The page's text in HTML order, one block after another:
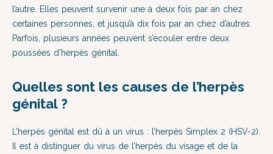
l’autre. Elles peuvent survenir une à deux fois par an chez
certaines personnes, et jusqu’à dix fois par an chez d’autres.
Parfois, plusieurs années peuvent s’écouler entre deux
poussées d’herpès génital.
Quelles sont les causes de l’herpès
génital ?
L’herpès génital est dû à un virus : l’herpès Simplex 2 (HSV-2).
Il est à distinguer du virus de l’herpès du visage et de la